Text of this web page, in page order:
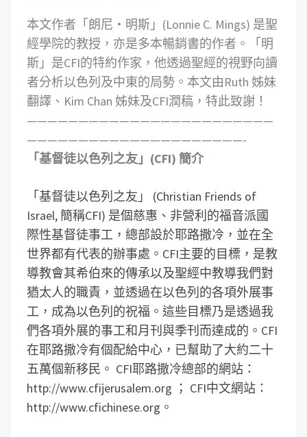
本文作者「朗尼‧明斯」(Lonnie C. Mings) 是聖
經學院的教授，亦是多本暢銷書的作者。「明
斯」是CFI的特約作家，他透過聖經的視野向讀
者分析以色列及中東的局勢。本文由Ruth 姊妹
翻譯、Kim Chan 姊妹及CFI潤稿，特此致謝！
————————————————————————
—————————————————————-
「基督徒以色列之友」(CFI) 簡介
「基督徒以色列之友」 (Christian Friends of
Israel, 簡稱CFI) 是個慈惠、非營利的福音派國
際性基督徒事工，總部設於耶路撒冷，並在全
世界都有代表的辦事處。CFI主要的目標，是教
導教會其希伯來的傳承以及聖經中教導我們對
猶太人的職責，並透過在以色列的各項外展事
工，成為以色列的祝福。這些目標乃是透過我
們各項外展的事工和月刊與季刊而達成的。CFI
在耶路撒冷有個配給中心，已幫助了大約二十
五萬個新移民。 CFI耶路撒冷總部的網站：
http://www.cfijerusalem.org ； CFI中文網站：
http://www.cfichinese.org。